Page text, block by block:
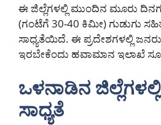
ಈ ಜಿಲ್ಲೆಗಳಲ್ಲಿ ಮುಂದಿನ ಮೂರು
(ಗಂಟೆಗೆ 30-40 ಕಿಮೀ) ಗುಡುಗು
ಸಾಧ್ಯತೆಯಿದೆ. ಈ ಪ್ರದೇಶಗಳಲ್ಲಿ
ಇರಬೇಕೆಂದು ಹವಾಮಾನ ಇಲಾಖೆ
ಒಳನಾಡಿನ
ಸಾಧ್ಯತೆ